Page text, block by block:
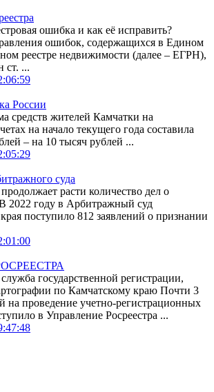
ошибка и как её исправить?
ошибок, содержащихся в Едином
реестре недвижимости (далее – ЕГРН),
ст. ...
России
средств жителей Камчатки на
на начало текущего года составила
– на 10 тысяч рублей ...
суда
расти количество дел о
2022 году в Арбитражный суд
поступило 812 заявлений о признании
государственной регистрации,
по Камчатскому краю Почти 3
на проведение учетно-регистрационных
в Управление Росреестра ...